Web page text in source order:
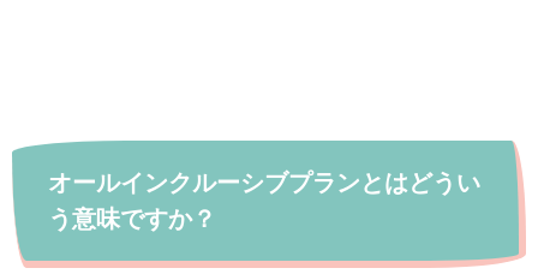
オールインクルーシブプランとはどうい
う意味ですか？